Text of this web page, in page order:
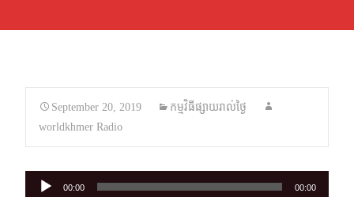
September 20, 2019
កម្មវិធីផ្សាយរាល់ថ្ងៃ
worldkhmer Radio
Audio
00:00 00:00